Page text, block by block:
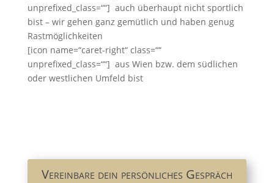
unprefixed_class=““] auch überhaupt nicht sportlich
bist – wir gehen ganz gemütlich und haben genug
Rastmöglichkeiten
[icon name=“caret-right“ class=““
unprefixed_class=““] aus Wien bzw. dem südlichen
oder westlichen Umfeld bist
Vereinbare dein persönliches Gespräch